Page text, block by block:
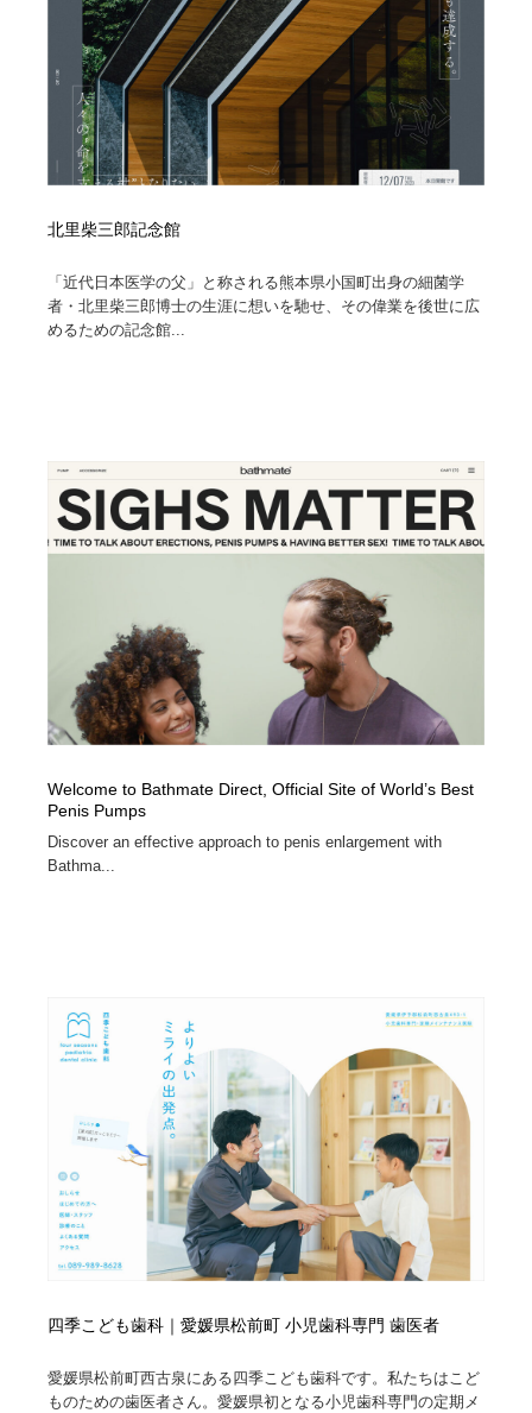
北里柴三郎記念館
「近代日本医学の父」と称される熊本県小国町出身の細菌学
者・北里柴三郎博士の生涯に想いを馳せ、その偉業を後世に広
めるための記念館...
Welcome to Bathmate Direct, Official Site of World’s Best
Penis Pumps
Discover an effective approach to penis enlargement with
Bathma...
四季こども歯科｜愛媛県松前町 小児歯科専門 歯医者
愛媛県松前町西古泉にある四季こども歯科です。私たちはこど
ものための歯医者さん。愛媛県初となる小児歯科専門の定期メ